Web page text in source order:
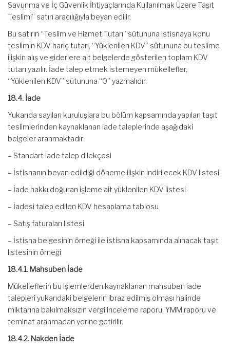
Savunma ve İç Güvenlik İhtiyaçlarında Kullanılmak Üzere Taşıt
Teslimi” satırı aracılığıyla beyan edilir.
Bu satırın “Teslim ve Hizmet Tutarı” sütununa istisnaya konu
teslimin KDV hariç tutarı, “Yüklenilen KDV” sütununa bu teslime
ilişkin alış ve giderlere ait belgelerde gösterilen toplam KDV
tutarı yazılır. İade talep etmek istemeyen mükellefler,
“Yüklenilen KDV” sütununa “0” yazmalıdır.
18.4. İade
Yukarıda sayılan kuruluşlara bu bölüm kapsamında yapılan taşıt
teslimlerinden kaynaklanan iade taleplerinde aşağıdaki
belgeler aranmaktadır:
– Standart iade talep dilekçesi
– İstisnanın beyan edildiği döneme ilişkin indirilecek KDV listesi
– İade hakkı doğuran işleme ait yüklenilen KDV listesi
– İadesi talep edilen KDV hesaplama tablosu
– Satış faturaları listesi
– İstisna belgesinin örneği ile istisna kapsamında alınacak taşıt
listesinin örneği
18.4.1. Mahsuben İade
Mükelleflerin bu işlemlerden kaynaklanan mahsuben iade
talepleri yukarıdaki belgelerin ibraz edilmiş olması halinde
miktarına bakılmaksızın vergi inceleme raporu, YMM raporu ve
teminat aranmadan yerine getirilir.
18.4.2. Nakden İade